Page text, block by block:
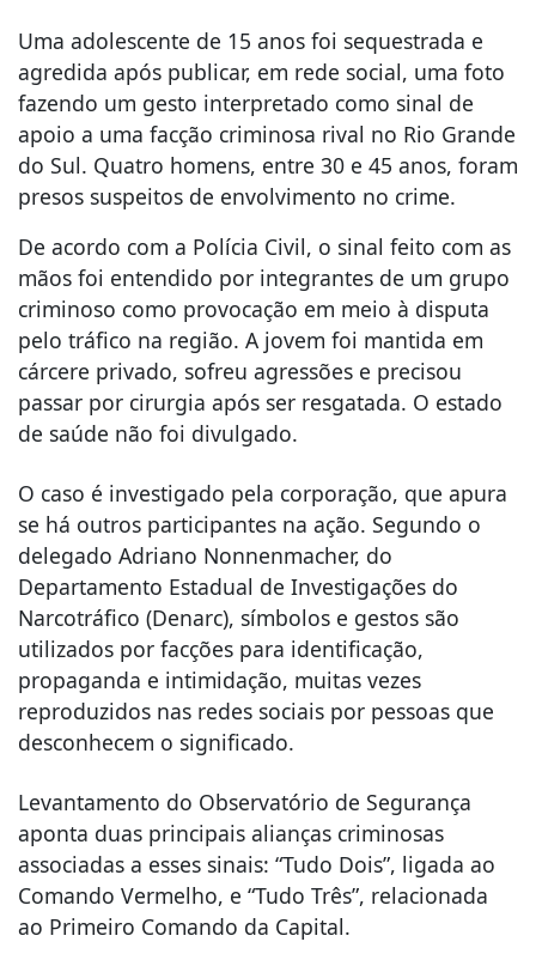
Uma adolescente de 15 anos foi sequestrada e
agredida após publicar, em rede social, uma foto
fazendo um gesto interpretado como sinal de
apoio a uma facção criminosa rival no Rio Grande
do Sul. Quatro homens, entre 30 e 45 anos, foram
presos suspeitos de envolvimento no crime.
De acordo com a Polícia Civil, o sinal feito com as
mãos foi entendido por integrantes de um grupo
criminoso como provocação em meio à disputa
pelo tráfico na região. A jovem foi mantida em
cárcere privado, sofreu agressões e precisou
passar por cirurgia após ser resgatada. O estado
de saúde não foi divulgado.
O caso é investigado pela corporação, que apura
se há outros participantes na ação. Segundo o
delegado Adriano Nonnenmacher, do
Departamento Estadual de Investigações do
Narcotráfico (Denarc), símbolos e gestos são
utilizados por facções para identificação,
propaganda e intimidação, muitas vezes
reproduzidos nas redes sociais por pessoas que
desconhecem o significado.
Levantamento do Observatório de Segurança
aponta duas principais alianças criminosas
associadas a esses sinais: “Tudo Dois”, ligada ao
Comando Vermelho, e “Tudo Três”, relacionada
ao Primeiro Comando da Capital.